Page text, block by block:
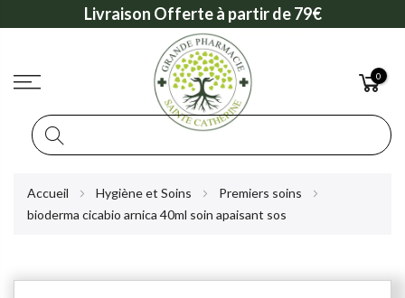
Livraison Offerte à partir de 79€
0
Accueil Hygiène et Soins
Premiers soins
bioderma cicabio arnica 40ml soin apaisant sos